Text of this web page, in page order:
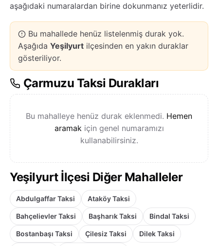
aşağıdaki numaralardan birine dokunmanız yeterlidir.
Bu mahallede henüz listelenmiş durak yok.
Aşağıda Yeşilyurt ilçesinden en yakın duraklar
gösteriliyor.
Çarmuzu Taksi Durakları
Bu mahalleye henüz durak eklenmedi. Hemen
aramak için genel numaramızı
kullanabilirsiniz.
Yeşilyurt İlçesi Diğer Mahalleler
Abdulgaffar Taksi Ataköy Taksi
Bahçelievler Taksi Başharık Taksi Bindal Taksi
Bostanbaşı Taksi Çilesiz Taksi Dilek Taksi